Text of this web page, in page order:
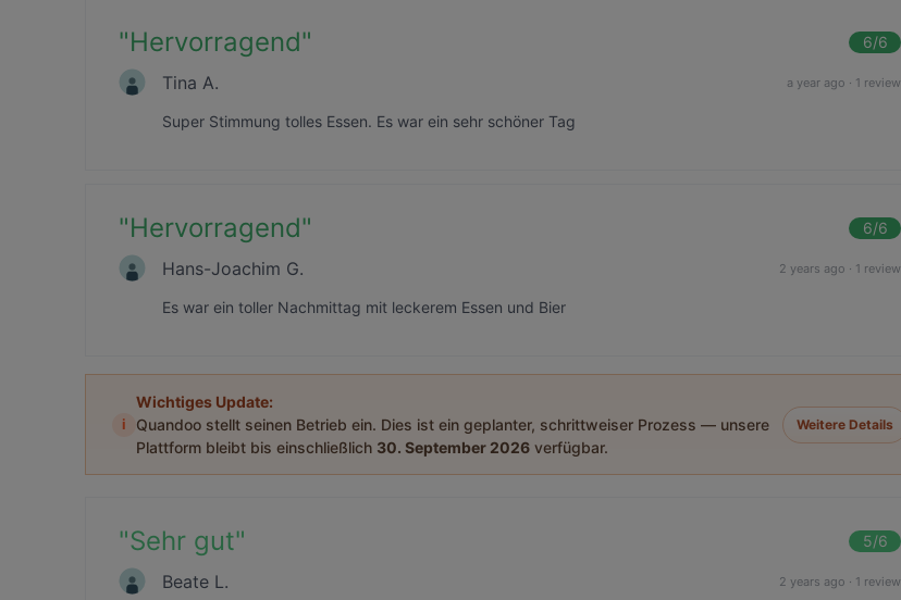
"Hervorragend" 6/6
Tina A. a year ago · 1 review
Super Stimmung tolles Essen. Es war ein sehr schöner Tag
"Hervorragend" 6/6
Hans-Joachim G. 2 years ago · 1 review
Es war ein toller Nachmittag mit leckerem Essen und Bier
i
Wichtiges Update:
Quandoo stellt seinen Betrieb ein. Dies ist ein geplanter, schrittweiser Prozess — unsere
Plattform bleibt bis einschließlich 30. September 2026 verfügbar.
Weitere Details
"Sehr gut" 5/6
Beate L. 2 years ago · 1 review